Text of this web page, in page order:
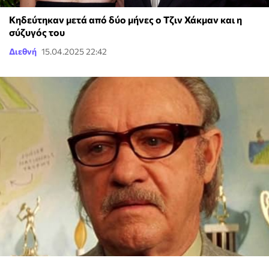
Κηδεύτηκαν μετά από δύο μήνες ο Τζιν Χάκμαν και η
σύζυγός του
Διεθνή 15.04.2025 22:42